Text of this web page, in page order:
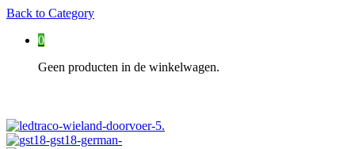
Back to Category
0
Geen producten in de winkelwagen.